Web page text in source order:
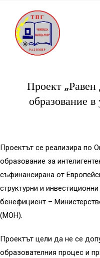
Проект
образование
Проектът се реализира по
образование за
съфинансирана от
структурни и
бенефициент –
(МОН).
Проектът цели да не се
образователния процес и